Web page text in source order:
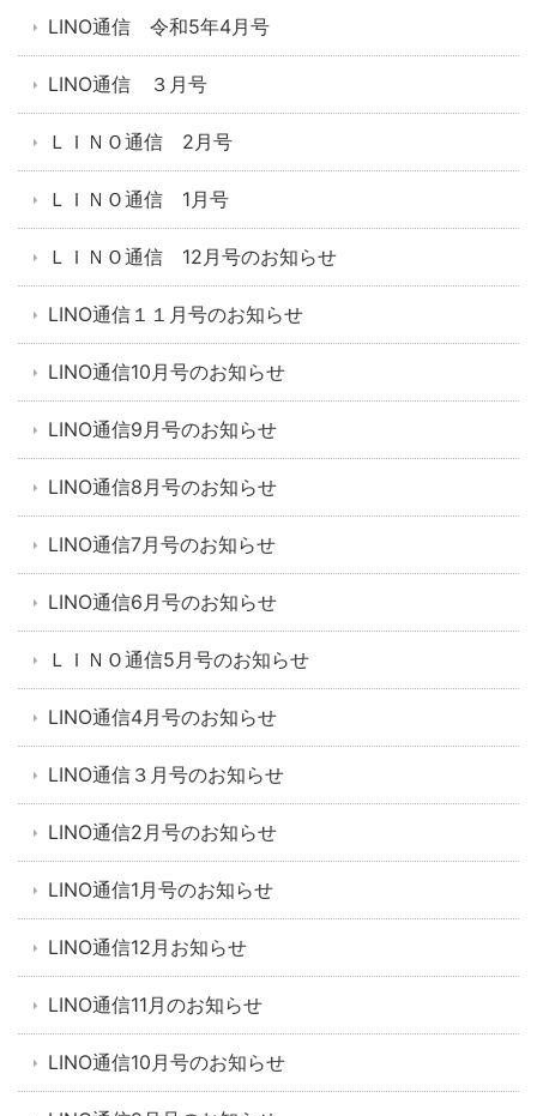
LINO通信 令和5年4月号
LINO通信 ３月号
ＬＩＮＯ通信 2月号
ＬＩＮＯ通信 1月号
ＬＩＮＯ通信 12月号のお知らせ
LINO通信１１月号のお知らせ
LINO通信10月号のお知らせ
LINO通信9月号のお知らせ
LINO通信8月号のお知らせ
LINO通信7月号のお知らせ
LINO通信6月号のお知らせ
ＬＩＮＯ通信5月号のお知らせ
LINO通信4月号のお知らせ
LINO通信３月号のお知らせ
LINO通信2月号のお知らせ
LINO通信1月号のお知らせ
LINO通信12月お知らせ
LINO通信11月のお知らせ
LINO通信10月号のお知らせ